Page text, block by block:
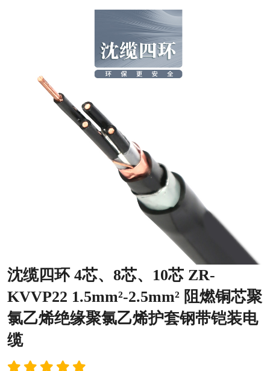
沈缆四环 4芯、8芯、10芯 ZR-
KVVP22 1.5mm²-2.5mm² 阻燃铜芯聚
氯乙烯绝缘聚氯乙烯护套钢带铠装电
缆